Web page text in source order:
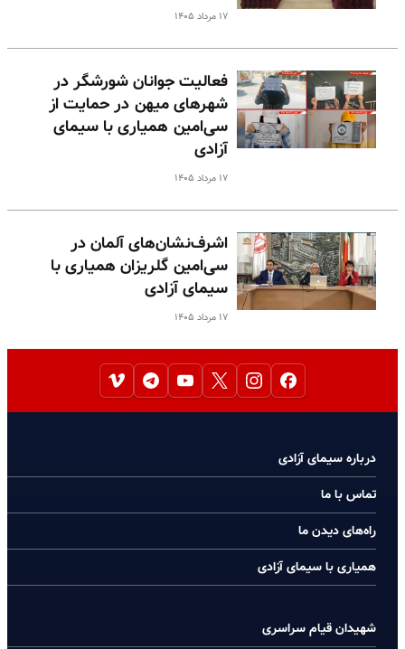
۱۷ مرداد ۱۴۰۵
فعالیت جوانان شورشگر در
شهرهای میهن در حمایت از
سی‌امین همیاری با سیمای
آزادی
۱۷ مرداد ۱۴۰۵
اشرف‌نشان‌های آلمان در
سی‌امین گلریزان همیاری با
سیمای آزادی
۱۷ مرداد ۱۴۰۵
درباره سیمای آزادی
تماس با ما
راه‌های دیدن ما
همیاری با سیمای آزادی
شهیدان قیام سراسری